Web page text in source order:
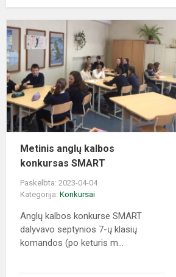
Anglų
kalbos
konkursas
Metinis anglų kalbos
konkursas SMART
Paskelbta: 2023-04-04
Kategorija:Konkursai
Anglų kalbos konkurse SMART
dalyvavo septynios 7-ų klasių
komandos (po keturis m...